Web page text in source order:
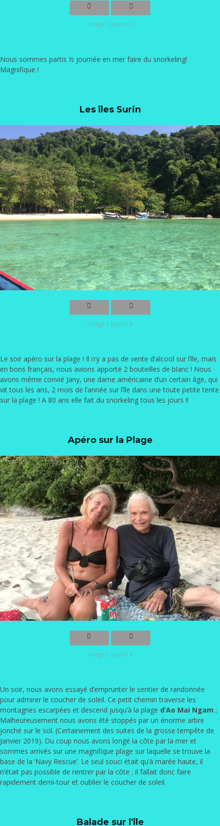
Image 1 parmi 2
Nous sommes partis ½ journée en mer faire du snorkeling!
Magnifique !
Les îles Surin
Image 1 parmi 9
Le soir apéro sur la plage ! Il n’y a pas de vente d’alcool sur l’île, mais
en bons français, nous avions apporté 2 bouteilles de blanc ! Nous
avons même convié Jany, une dame américaine d’un certain âge, qui
vit tous les ans, 2 mois de l’année sur l’île dans une toute petite tente
sur la plage ! A 80 ans elle fait du snorkeling tous les jours !!
Apéro sur la Plage
Image 1 parmi 4
Un soir, nous avons essayé d’emprunter le sentier de randonnée
pour admirer le coucher de soleil. Ce petit chemin traverse les
montagnes escarpées et descend jusqu’à la plage d’Ao Mai Ngam ;
Malheureusement nous avons été stoppés par un énorme arbre
jonché sur le sol. (Certainement des suites de la grosse tempête de
Janvier 2019). Du coup nous avons longé la côte par la mer et
sommes arrivés sur une magnifique plage sur laquelle se trouve la
base de la ‘Navy Rescue’. Le seul souci était qu’à marée haute, il
n’était pas possible de rentrer par la côte ; il fallait donc faire
rapidement demi-tour et oublier le coucher de soleil.
Balade sur l'île